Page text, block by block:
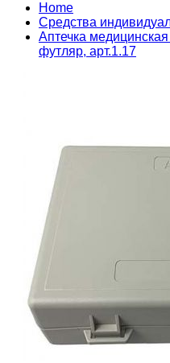
Home
Средства
Аптечка
футляр, арт.1.17